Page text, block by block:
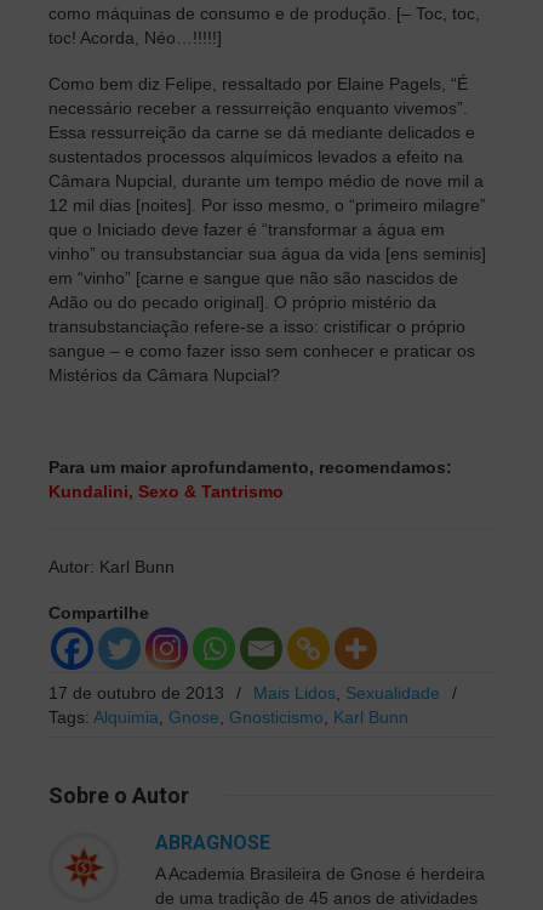
como máquinas de consumo e de produção. [– Toc, toc,
toc! Acorda, Néo…!!!!!]
Como bem diz Felipe, ressaltado por Elaine Pagels, “É
necessário receber a ressurreição enquanto vivemos”.
Essa ressurreição da carne se dá mediante delicados e
sustentados processos alquímicos levados a efeito na
Câmara Nupcial, durante um tempo médio de nove mil a
12 mil dias [noites]. Por isso mesmo, o “primeiro milagre”
que o Iniciado deve fazer é “transformar a água em
vinho” ou transubstanciar sua água da vida [ens seminis]
em “vinho” [carne e sangue que não são nascidos de
Adão ou do pecado original]. O próprio mistério da
transubstanciação refere-se a isso: cristificar o próprio
sangue – e como fazer isso sem conhecer e praticar os
Mistérios da Câmara Nupcial?
Para um maior aprofundamento, recomendamos:
Kundalini, Sexo & Tantrismo
Autor: Karl Bunn
Compartilhe
17 de outubro de 2013 / Mais Lidos Sexualidade
/
Tags: Alquimia Gnose Gnosticismo Karl Bunn
Sobre o Autor
ABRAGNOSE
A Academia Brasileira de Gnose é herdeira
de uma tradição de 45 anos de atividades